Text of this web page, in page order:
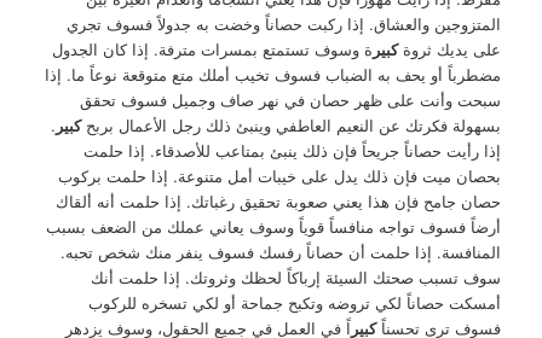
المتزوجين والعشاق. إذا ركبت حصاناً وخضت به جدولاً فسوف تجري
على يديك ثروةكبير ة وسوف تستمتع بمسرات مترفة. إذا كان الجدول
مضطرباً أو يحف به الضباب فسوف تخيب أملك متع متوقعة نوعاً ما. إذا
سبحت وأنت على ظهر حصان في نهر صاف وجميل فسوف تحقق
بسهولة فكرتك عن النعيم العاطفي وينبئ ذلك رجل الأعمال بربحكبير .
إذا رأيت حصاناً جريحاً فإن ذلك ينبئ بمتاعب للأصدقاء. إذا حلمت
بحصان ميت فإن ذلك يدل على خيبات أمل متنوعة. إذا حلمت بركوب
حصان جامح فإن هذا يعني صعوبة تحقيق رغباتك. إذا حلمت أنه ألقاك
أرضاً فسوف تواجه منافساً قوياً وسوف يعاني عملك من الضعف بسبب
المنافسة. إذا حلمت أن حصاناً رفسك فسوف ينفر منك شخص تحبه.
سوف تسبب صحتك السيئة إرباكاً لحظك وثروتك. إذا حلمت أنك
أمسكت حصاناً لكي تروضه وتكبح جماحة أو لكي تسخره للركوب
فسوف ترى تحسناًكبيراً في العمل في جميع الحقول، وسوف يزدهر